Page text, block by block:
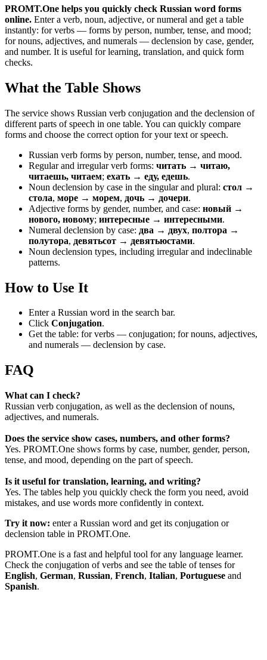
PROMT.One helps you quickly check Russian word forms
online. Enter a verb, noun, adjective, or numeral and get a table
instantly: for verbs — forms by person, number, tense, and mood;
for nouns, adjectives, and numerals — declension by case, gender,
and number. It is useful for learning, translation, and quick form
checks.
What the Table Shows
The service shows Russian verb conjugation and the declension of
different parts of speech in one table. You can quickly compare
forms and choose the correct option for your text or speech.
Russian verb forms by person, number, tense, and mood.
Regular and irregular verb forms: читать → читаю,
читаешь, читаем; ехать → еду, едешь.
Noun declension by case in the singular and plural: стол →
стола, море → морем, дочь → дочери.
Adjective forms by gender, number, and case: новый →
нового, новому; интересные → интересными.
Numeral declension by case: два → двух, полтора →
полутора, девятьсот → девятьюстами.
Noun declension types, including irregular and indeclinable
patterns.
How to Use It
Enter a Russian word in the search bar.
Click Conjugation.
Get the table: for verbs — conjugation; for nouns, adjectives,
and numerals — declension by case.
FAQ
What can I check?
Russian verb conjugation, as well as the declension of nouns,
adjectives, and numerals.
Does the service show cases, numbers, and other forms?
Yes. PROMT.One shows forms by case, number, gender, person,
tense, and mood, depending on the part of speech.
Is it useful for translation, learning, and writing?
Yes. The tables help you quickly check the form you need, avoid
mistakes, and use words more confidently in context.
Try it now: enter a Russian word and get its conjugation or
declension table in PROMT.One.
PROMT.One is a fast and helpful tool for any language learner.
Check the conjugation of verbs and see the table of tenses for
English, German, Russian, French, Italian, Portuguese and
Spanish.